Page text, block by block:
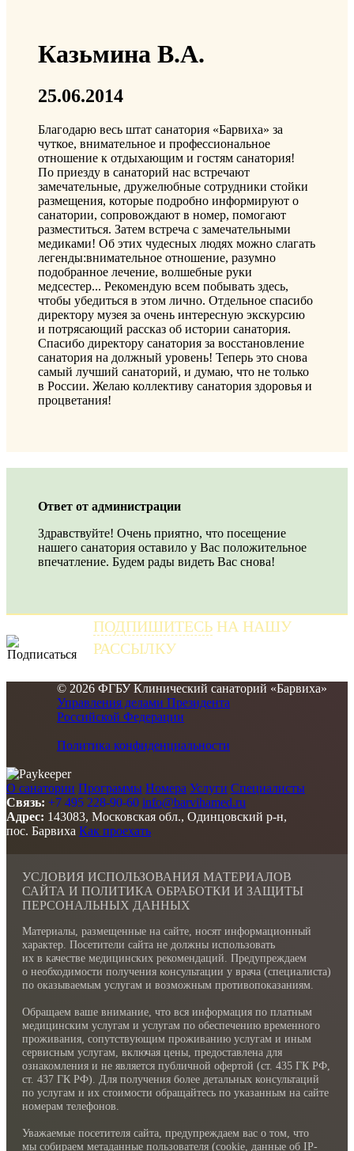
Казьмина В.А.
25.06.2014
Благодарю весь штат санатория «Барвиха» за
чуткое, внимательное и профессиональное
отношение к отдыхающим и гостям санатория!
По приезду в санаторий нас встречают
замечательные, дружелюбные сотрудники стойки
размещения, которые подробно информируют о
санатории, сопровождают в номер, помогают
разместиться. Затем встреча с замечательными
медиками! Об этих чудесных людях можно слагать
легенды:внимательное отношение, разумно
подобранное лечение, волшебные руки
медсестер... Рекомендую всем побывать здесь,
чтобы убедиться в этом лично. Отдельное спасибо
директору музея за очень интересную экскурсию
и потрясающий рассказ об истории санатория.
Спасибо директору санатория за восстановление
санатория на должный уровень! Теперь это снова
самый лучший санаторий, и думаю, что не только
в России. Желаю коллективу санатория здоровья и
процветания!
Ответ от администрации
Здравствуйте! Очень приятно, что посещение
нашего санатория оставило у Вас положительное
впечатление. Будем рады видеть Вас снова!
ПОДПИШИТЕСЬ НА НАШУ
РАССЫЛКУ
© 2026 ФГБУ Клинический санаторий «Барвиха»
Управления делами Президента
Российской Федерации
Политика конфиденциальности
О санатории Программы Номера Услуги Специалисты
Связь: +7 495 228-90-60 info@barvihamed.ru
Адрес: 143083, Московская обл., Одинцовский р-н,
пос. Барвиха Как проехать
УСЛОВИЯ ИСПОЛЬЗОВАНИЯ МАТЕРИАЛОВ
САЙТА И ПОЛИТИКА ОБРАБОТКИ И ЗАЩИТЫ
ПЕРСОНАЛЬНЫХ ДАННЫХ
Материалы, размещенные на сайте, носят информационный
характер. Посетители сайта не должны использовать
их в качестве медицинских рекомендаций. Предупреждаем
о необходимости получения консультации у врача (специалиста)
по оказываемым услугам и возможным противопоказаниям.
Обращаем ваше внимание, что вся информация по платным
медицинским услугам и услугам по обеспечению временного
проживания, сопутствующим проживанию услугам и иным
сервисным услугам, включая цены, предоставлена для
ознакомления и не является публичной офертой (ст. 435 ГК РФ,
cт. 437 ГК РФ). Для получения более детальных консультаций
по услугам и их стоимости обращайтесь по указанным на сайте
номерам телефонов.
Уважаемые посетителя сайта, предупреждаем вас о том, что
мы собираем метаданные пользователя (cookie, данные об IP-